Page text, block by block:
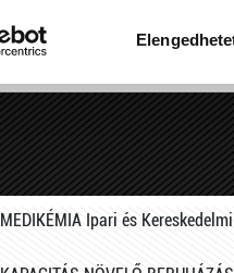
kiválasztása
MEDIKÉMIA Ipari és